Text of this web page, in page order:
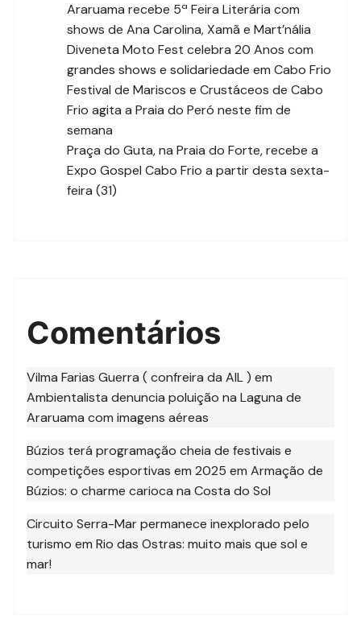
Araruama recebe 5ª Feira Literária com
shows de Ana Carolina, Xamã e Mart’nália
Diveneta Moto Fest celebra 20 Anos com
grandes shows e solidariedade em Cabo Frio
Festival de Mariscos e Crustáceos de Cabo
Frio agita a Praia do Peró neste fim de
semana
Praça do Guta, na Praia do Forte, recebe a
Expo Gospel Cabo Frio a partir desta sexta-
feira (31)
Comentários
Vilma Farias Guerra ( confreira da AIL ) em
Ambientalista denuncia poluição na Laguna de
Araruama com imagens aéreas
Búzios terá programação cheia de festivais e
competições esportivas em 2025 emArmação de
Búzios: o charme carioca na Costa do Sol
Circuito Serra-Mar permanece inexplorado pelo
turismo emRio das Ostras: muito mais que sol e
mar!